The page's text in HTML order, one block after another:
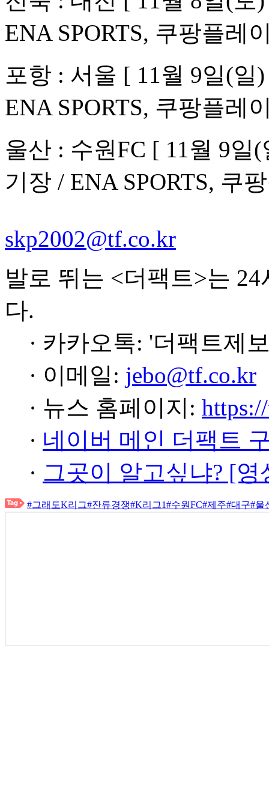
ENA SPORTS, 쿠팡플레
포항 : 서울 [ 11월 9일(일
ENA SPORTS, 쿠팡플레
울산 : 수원FC [ 11월 9일
기장 / ENA SPORTS, 쿠
skp2002@tf.co.kr
발로 뛰는 <더팩트>는
다.
· 카카오톡: '더팩트제
· 이메일: jebo@tf.co.kr
· 뉴스 홈페이지:
· 네이버 메인 더팩트
· 그곳이 알고싶냐? [
#그래도K리그#잔류경쟁#K리그1#수원FC#제주#대구#울